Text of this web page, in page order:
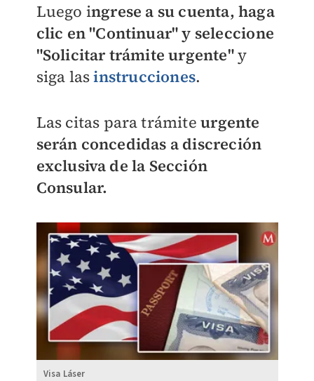
Luego ingrese a su cuenta, haga
clic en "Continuar" y seleccione
"Solicitar trámite urgente"y
siga lasinstrucciones.
Las citas para trámiteurgente
serán concedidas a discreción
exclusiva de la Sección
Consular.
Visa Láser